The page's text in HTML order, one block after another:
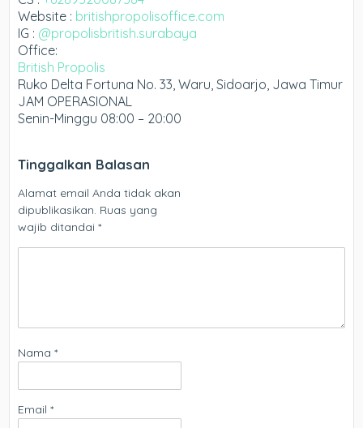
Website : britishpropolisoffice.com
IG : @propolisbritish.surabaya
Office:
British Propolis
Ruko Delta Fortuna No. 33, Waru, Sidoarjo, Jawa Timur
JAM OPERASIONAL
Senin-Minggu 08:00 – 20:00
Tinggalkan Balasan
Alamat email Anda tidak akan
dipublikasikan. Ruas yang
wajib ditandai*
Nama*
Email*